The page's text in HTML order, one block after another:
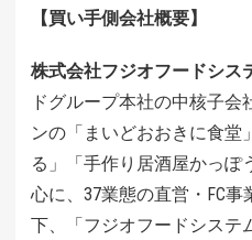
【買い手側会社概要】
株式会社フジオフードシス
ドグループ本社の中核子
ンの「まいどおおきに食堂
る」「手作り居酒屋かっぽ
心に、37業態の直営・FC事
下、「フジオフードシステ